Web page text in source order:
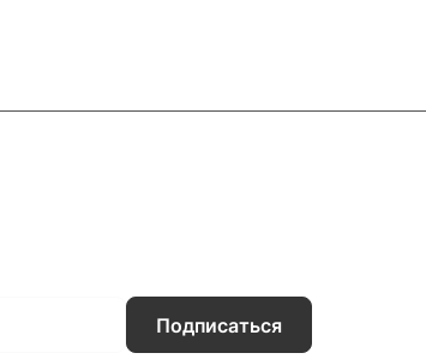
Подписаться